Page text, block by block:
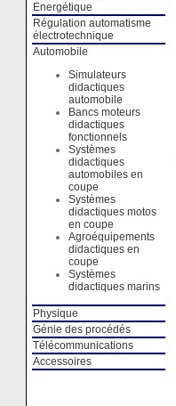
Energétique
Régulation automatisme
électrotechnique
Automobile
Simulateurs
didactiques
automobile
Bancs moteurs
didactiques
fonctionnels
Systèmes
didactiques
automobiles en
coupe
Systèmes
didactiques motos
en coupe
Agroéquipements
didactiques en
coupe
Systèmes
didactiques marins
Physique
Génie des procédés
Télécommunications
Accessoires